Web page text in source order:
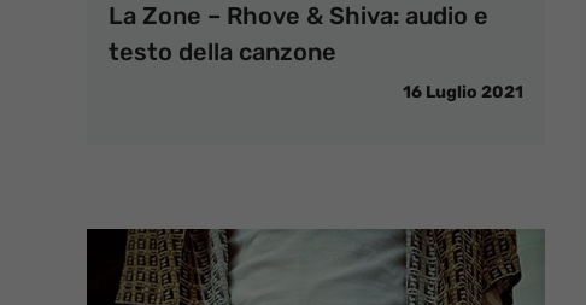
La Zone – Rhove & Shiva: audio e
testo della canzone
16 Luglio 2021